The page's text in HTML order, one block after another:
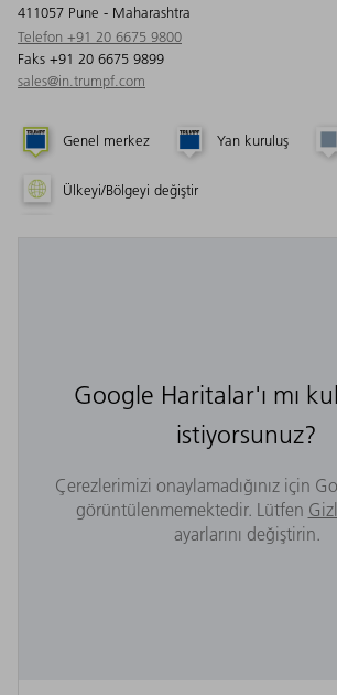
411057 Pune - Maharashtra
Telefon +91 20 6675 9800
Faks +91 20 6675 9899
sales@in.trumpf.com
Genel merkez Yan kuruluş
Ülkeyi/Bölgeyi değiştir
Google Haritalar'ı mı
istiyorsunuz?
Çerezlerimizi onaylamadığınız için
görüntülenmemektedir. Lütfen
ayarlarını değiştirin.